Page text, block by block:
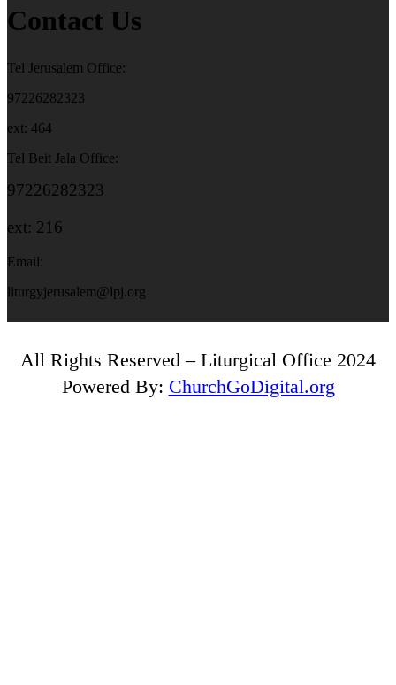
Contact Us
Tel Jerusalem Office:
97226282323
ext: 464
Tel Beit Jala Office:
97226282323
ext: 216
Email:
liturgyjerusalem@lpj.org
All Rights Reserved – Liturgical Office 2024
Powered By: ChurchGoDigital.org